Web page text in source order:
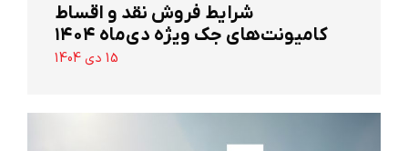
شرایط فروش نقد و اقساط
کامیونت‌های جک ویژه دی‌ماه ۱۴۰۴
15 دی 1404